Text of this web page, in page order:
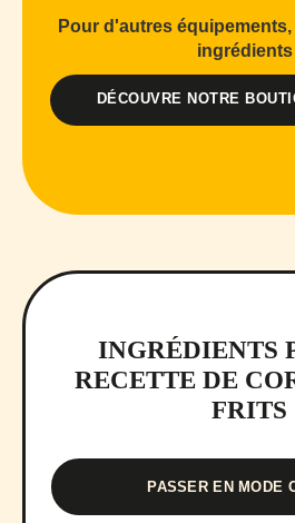
Pour d'autres
ingrédients
DÉCOUVRE NOTRE
INGRÉDIENTS
RECETTE DE
FRITS
PASSER EN MODE